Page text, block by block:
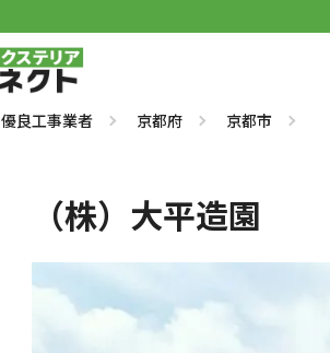
優良工事業者 京都府 京都市
（株）大平造園